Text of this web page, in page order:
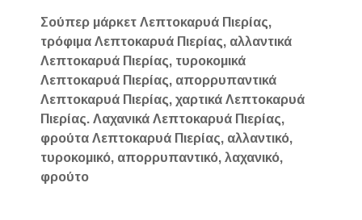
Σούπερ μάρκετ Λεπτοκαρυά Πιερίας,
τρόφιμα Λεπτοκαρυά Πιερίας, αλλαντικά
Λεπτοκαρυά Πιερίας, τυροκομικά
Λεπτοκαρυά Πιερίας, απορρυπαντικά
Λεπτοκαρυά Πιερίας, χαρτικά Λεπτοκαρυά
Πιερίας. Λαχανικά Λεπτοκαρυά Πιερίας,
φρούτα Λεπτοκαρυά Πιερίας, αλλαντικό,
τυροκομικό, απορρυπαντικό, λαχανικό,
φρούτο